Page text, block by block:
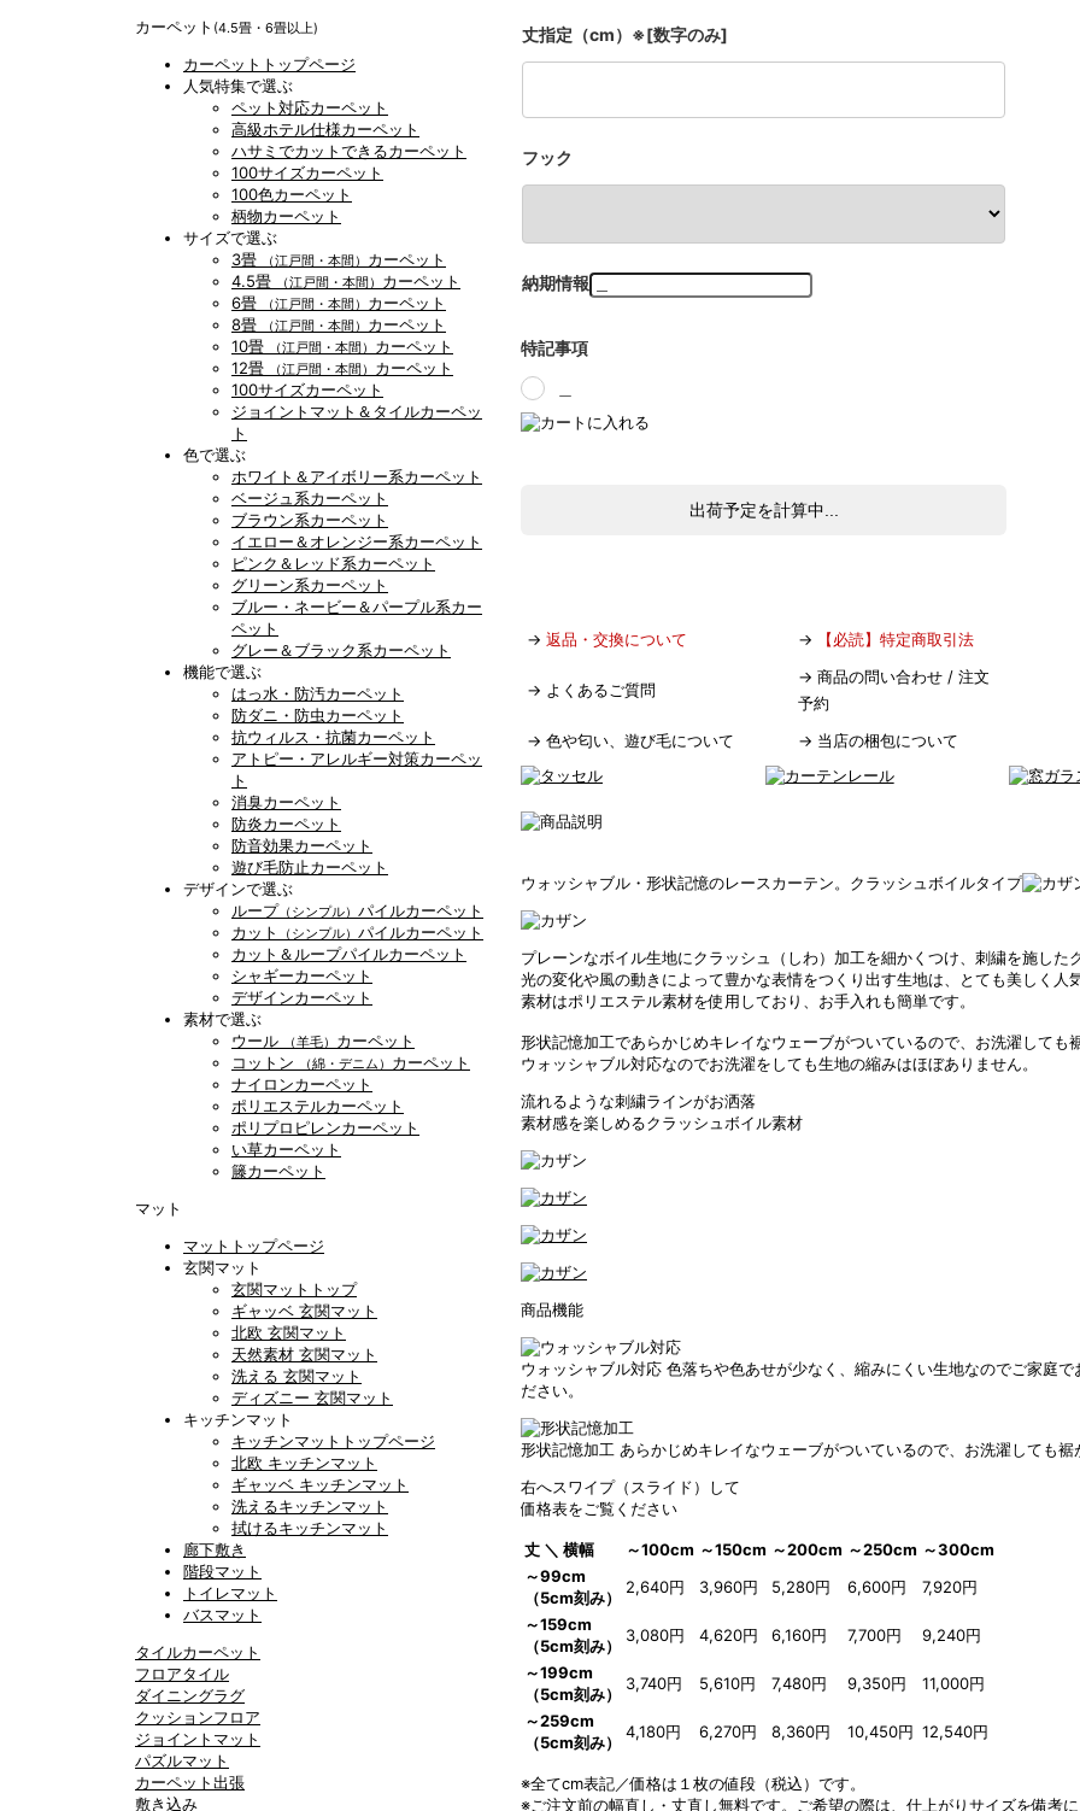
カーペット (4.5畳・6畳以上)
カーペットトップページ
人気特集で選ぶ
ペット対応カーペット
高級ホテル仕様カーペット
ハサミでカットできるカーペット
100サイズカーペット
100色カーペット
柄物カーペット
サイズで選ぶ
3畳
（江戸間・本間） カーペット
4.5畳
（江戸間・本間） カーペット
6畳
（江戸間・本間） カーペット
8畳
（江戸間・本間） カーペット
10畳
（江戸間・本間） カーペット
12畳
（江戸間・本間） カーペット
100サイズカーペット
ジョイントマット＆タイルカーペッ
ト
色で選ぶ
ホワイト＆アイボリー系カーペット
ベージュ系カーペット
ブラウン系カーペット
イエロー＆オレンジー系カーペット
ピンク＆レッド系カーペット
グリーン系カーペット
ブルー・ネービー＆パープル系カー
ペット
グレー＆ブラック系カーペット
機能で選ぶ
はっ水・防汚カーペット
防ダニ・防虫カーペット
抗ウィルス・抗菌カーペット
アトピー・アレルギー対策カーペッ
ト
消臭カーペット
防炎カーペット
防音効果カーペット
遊び毛防止カーペット
デザインで選ぶ
ループ （シンプル） パイルカーペット
カット
（シンプル） パイルカーペット
カット＆ループパイルカーペット
シャギーカーペット
デザインカーペット
素材で選ぶ
ウール
（羊毛） カーペット
コットン
（綿・デニム） カーペット
ナイロンカーペット
ポリエステルカーペット
ポリプロピレンカーペット
い草カーペット
籐カーペット
マット
マットトップページ
玄関マット
玄関マットトップ
ギャッベ 玄関マット
北欧 玄関マット
天然素材 玄関マット
洗える 玄関マット
ディズニー 玄関マット
キッチンマット
キッチンマットトップページ
北欧 キッチンマット
ギャッベ キッチンマット
洗えるキッチンマット
拭けるキッチンマット
廊下敷き
階段マット
トイレマット
バスマット
タイルカーペット
フロアタイル
ダイニングラグ
クッションフロア
ジョイントマット
パズルマット
カーペット出張
敷き込み
丈指定（cm）※[数字のみ]
フック
納期情報
特記事項
出荷予定を計算中...
→ 返品・交換について → 【必読】特定商取引法
→ よくあるご質問
→ 商品の問い合わせ / 注文
予約
→ 色や匂い、遊び毛について → 当店の梱包について
ウォッシャブル・形状記憶のレースカーテン。クラッシュボイルタイプ
プレーンなボイル生地にクラッシュ（しわ）加工を細かくつけ、刺繍を施した
光の変化や風の動きによって豊かな表情をつくり出す生地は、とても美しく人
素材はポリエステル素材を使用しており、お手入れも簡単です。
形状記憶加工であらかじめキレイなウェーブがついているので、お洗濯しても
ウォッシャブル対応なのでお洗濯をしても生地の縮みはほぼありません。
流れるような刺繍ラインがお洒落
素材感を楽しめるクラッシュボイル素材
商品機能
ウォッシャブル対応 色落ちや色あせが少なく、縮みにくい生地なのでご家庭
ださい。
形状記憶加工 あらかじめキレイなウェーブがついているので、お洗濯しても
右へスワイプ（スライド）して
価格表をご覧ください
丈 ＼ 横幅 ～100cm ～150cm ～200cm ～250cm ～300cm
～99cm
（5cm刻み）
2,640円 3,960円 5,280円 6,600円
7,920円
～159cm
（5cm刻み）
3,080円 4,620円 6,160円 7,700円
9,240円
～199cm
（5cm刻み）
3,740円 5,610円 7,480円 9,350円
11,000円
～259cm
（5cm刻み）
4,180円 6,270円 8,360円 10,450円 12,540円
※全てcm表記／価格は１枚の値段（税込）です。
※ご注文前の幅直し・丈直し無料です。ご希望の際は、仕上がりサイズを備考に